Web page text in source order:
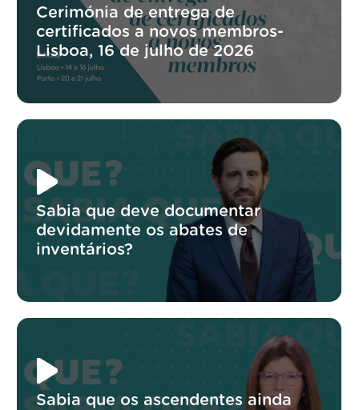
Cerimónia de entrega de
certificados a novos membros-
Lisboa, 16 de julho de 2026
Sabia que deve documentar
devidamente os abates de
inventários?
Sabia que os ascendentes ainda